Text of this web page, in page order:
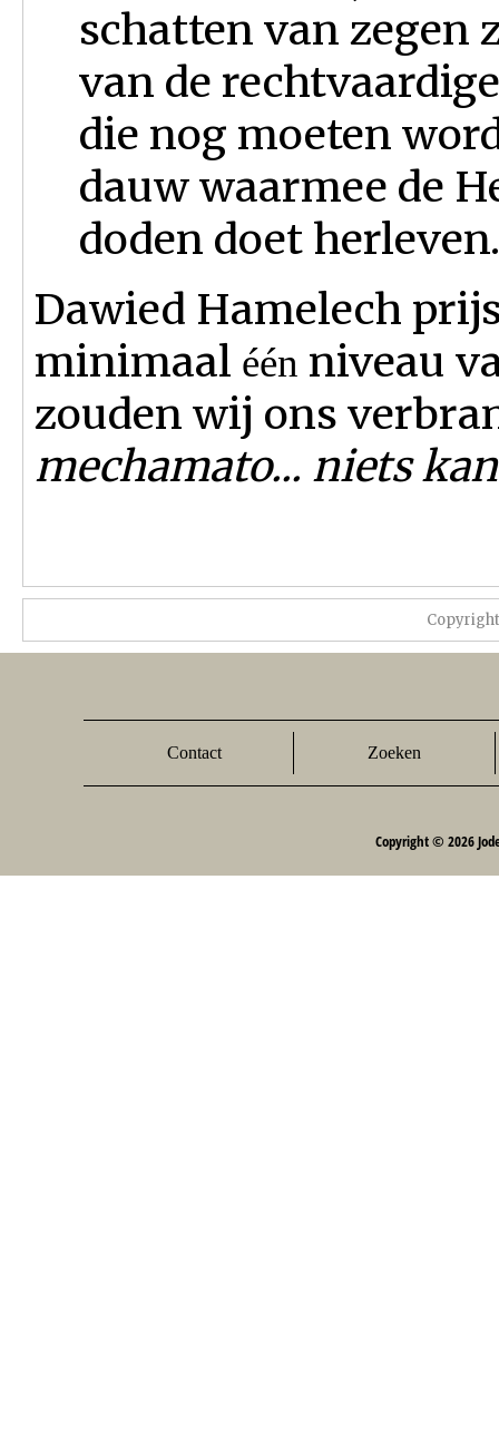
schatten van zegen
van de
die nog moeten
dauw waarmee de
doden doet herleven.
Dawied Hamelech
minimaal één niveau
zouden wij ons
mechamato... niets
Contact Zoeken
Copyright © 2026